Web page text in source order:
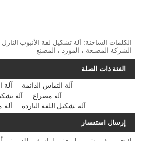
الكلمات الساخنة: آلة تشكيل لفة الأنبوب
الشركة المصنعة ، المورد ، المصنع
الفئة ذات الصلة
آلة
آلة التماس الدائمة
آلة
آلة مصراع
آلة
آلة تشكيل اللفة الباردة
إرسال استفسار